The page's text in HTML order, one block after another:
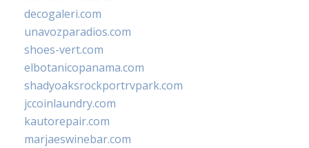
decogaleri.com
unavozparadios.com
shoes-vert.com
elbotanicopanama.com
shadyoaksrockportrvpark.com
jccoinlaundry.com
kautorepair.com
marjaeswinebar.com